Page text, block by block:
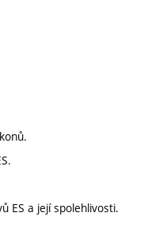
ES a její spolehlivosti.